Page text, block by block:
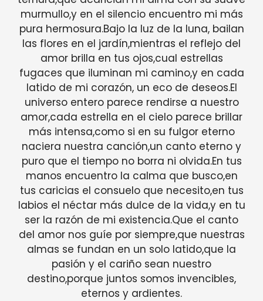
murmullo,y en el silencio encuentro mi más
pura hermosura.Bajo la luz de la luna, bailan
las flores en el jardín,mientras el reflejo del
amor brilla en tus ojos,cual estrellas
fugaces que iluminan mi camino,y en cada
latido de mi corazón, un eco de deseos.El
universo entero parece rendirse a nuestro
amor,cada estrella en el cielo parece brillar
más intensa,como si en su fulgor eterno
naciera nuestra canción,un canto eterno y
puro que el tiempo no borra ni olvida.En tus
manos encuentro la calma que busco,en
tus caricias el consuelo que necesito,en tus
labios el néctar más dulce de la vida,y en tu
ser la razón de mi existencia.Que el canto
del amor nos guíe por siempre,que nuestras
almas se fundan en un solo latido,que la
pasión y el cariño sean nuestro
destino,porque juntos somos invencibles,
eternos y ardientes.